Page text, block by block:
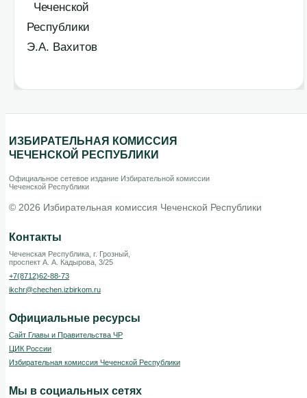
Чеченской
Э.А. Вахитов
ИЗБИРАТЕЛЬНАЯ КОМИССИЯ
ЧЕЧЕНСКОЙ РЕСПУБЛИКИ
Официальное сетевое издание Избирательной комиссии
Чеченской Республики
© 2026 Избирательная комиссия Чеченской Республики
Контакты
Чеченская Республика, г. Грозный,
проспект А. А. Кадырова, 3/25
+7(8712)62-88-73
ikchr@chechen.izbirkom.ru
Официальные ресурсы
Сайт Главы и Правительства ЧР
ЦИК России
Избирательная комиссия Чеченской Республики
Мы в социальных сетях